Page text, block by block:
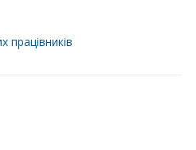
працівників